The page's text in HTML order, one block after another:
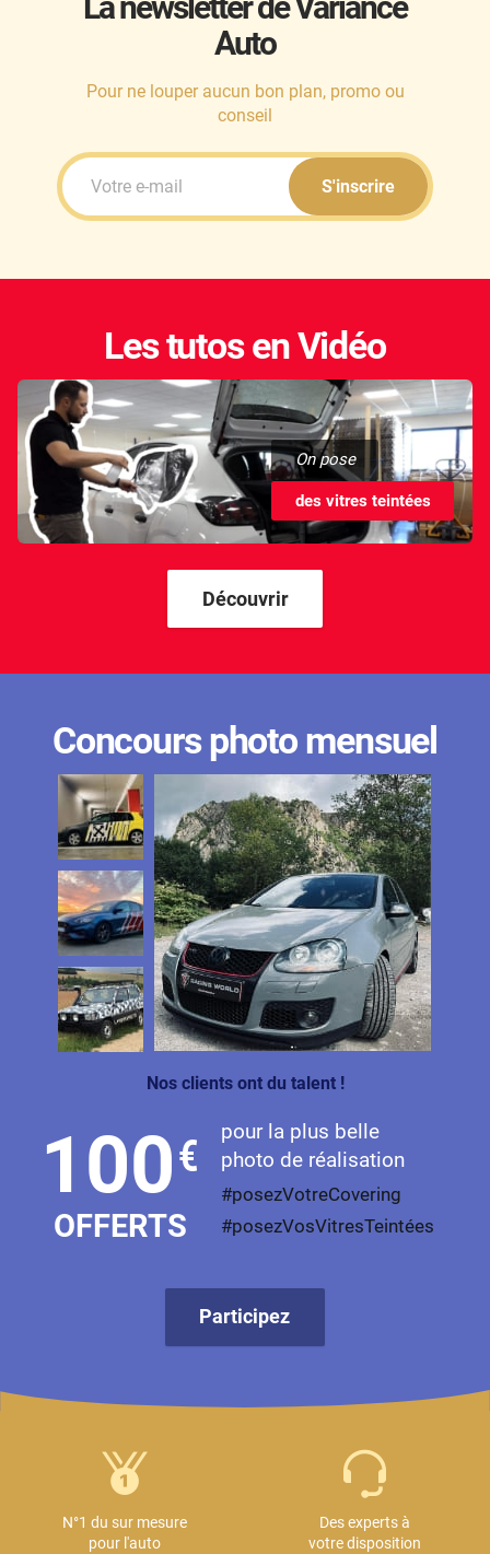
Ineos
Infiniti
Jaguar
Jeep
Jetour
Kandi
Karma
Lada
Land Rover
Ldv
Lexus
Ligier
Lincoln
Livan
Maserati
Maybach
Mazda
MG
Mitsubishi
Auto
Pour ne louper aucun bon plan, promo ou
conseil
S'inscrire
Les tutos en Vidéo
On pose
des vitres teintées
Découvrir
Concours photo mensuel
Nos clients ont du talent !
100€
OFFERTS
pour la plus belle
photo de réalisation
#posezVotreCovering
#posezVosVitresTeintées
Participez
N°1 du sur mesure
pour l'auto
Des experts à
votre disposition